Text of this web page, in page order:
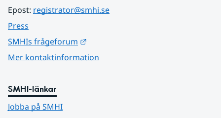
Epost: registrator@smhi.se
Press
SMHIs frågeforum
Mer kontaktinformation
SMHI-länkar
Jobba på SMHI